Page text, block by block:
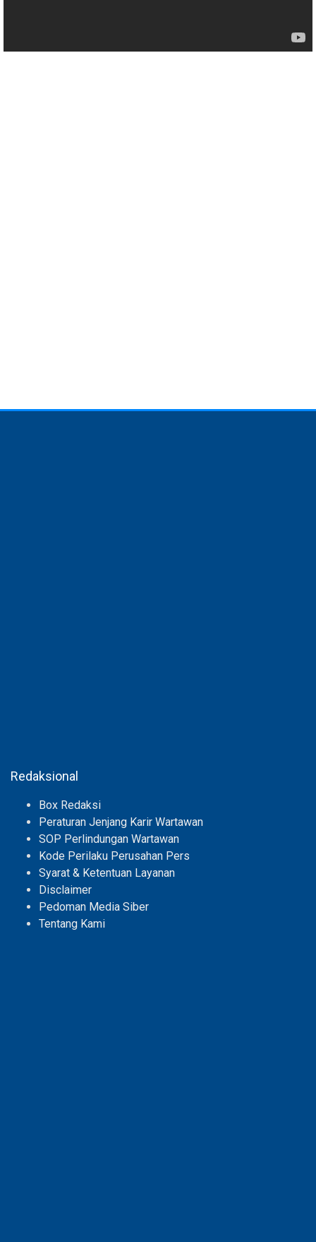
Redaksional
Box Redaksi
Peraturan Jenjang Karir Wartawan
SOP Perlindungan Wartawan
Kode Perilaku Perusahan Pers
Syarat & Ketentuan Layanan
Disclaimer
Pedoman Media Siber
Tentang Kami